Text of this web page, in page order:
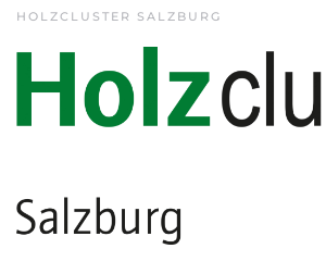
HOLZCLUSTER SALZBURG